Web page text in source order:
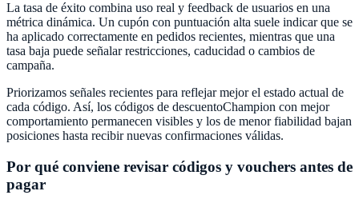
La tasa de éxito combina uso real y feedback de usuarios en una
métrica dinámica. Un cupón con puntuación alta suele indicar que se
ha aplicado correctamente en pedidos recientes, mientras que una
tasa baja puede señalar restricciones, caducidad o cambios de
campaña.
Priorizamos señales recientes para reflejar mejor el estado actual de
cada código. Así, los códigos de descuentoChampion con mejor
comportamiento permanecen visibles y los de menor fiabilidad bajan
posiciones hasta recibir nuevas confirmaciones válidas.
Por qué conviene revisar códigos y vouchers antes de
pagar